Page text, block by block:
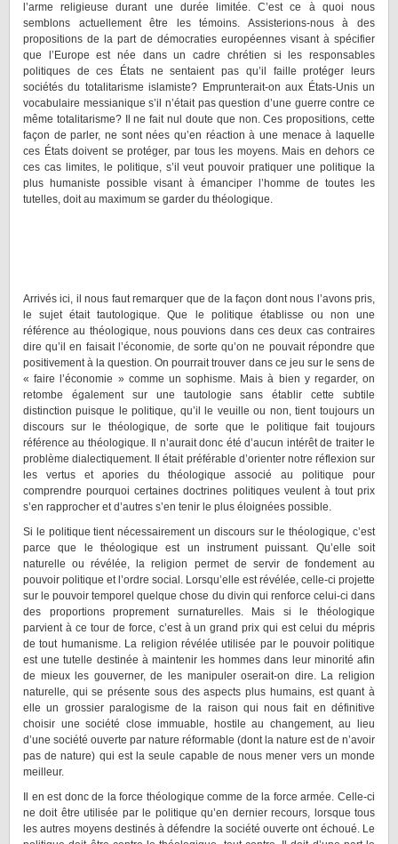
l’arme religieuse durant une durée limitée. C’est ce à quoi nous
semblons actuellement être les témoins. Assisterions-nous à des
propositions de la part de démocraties européennes visant à spécifier
que l’Europe est née dans un cadre chrétien si les responsables
politiques de ces États ne sentaient pas qu’il faille protéger leurs
sociétés du totalitarisme islamiste? Emprunterait-on aux États-Unis un
vocabulaire messianique s’il n’était pas question d’une guerre contre ce
même totalitarisme? Il ne fait nul doute que non. Ces propositions, cette
façon de parler, ne sont nées qu’en réaction à une menace à laquelle
ces États doivent se protéger, par tous les moyens. Mais en dehors ce
ces cas limites, le politique, s’il veut pouvoir pratiquer une politique la
plus humaniste possible visant à émanciper l’homme de toutes les
tutelles, doit au maximum se garder du théologique.
Arrivés ici, il nous faut remarquer que de la façon dont nous l’avons pris,
le sujet était tautologique. Que le politique établisse ou non une
référence au théologique, nous pouvions dans ces deux cas contraires
dire qu’il en faisait l’économie, de sorte qu’on ne pouvait répondre que
positivement à la question. On pourrait trouver dans ce jeu sur le sens de
« faire l’économie » comme un sophisme. Mais à bien y regarder, on
retombe également sur une tautologie sans établir cette subtile
distinction puisque le politique, qu’il le veuille ou non, tient toujours un
discours sur le théologique, de sorte que le politique fait toujours
référence au théologique. Il n’aurait donc été d’aucun intérêt de traiter le
problème dialectiquement. Il était préférable d’orienter notre réflexion sur
les vertus et apories du théologique associé au politique pour
comprendre pourquoi certaines doctrines politiques veulent à tout prix
s’en rapprocher et d’autres s’en tenir le plus éloignées possible.
Si le politique tient nécessairement un discours sur le théologique, c’est
parce que le théologique est un instrument puissant. Qu’elle soit
naturelle ou révélée, la religion permet de servir de fondement au
pouvoir politique et l’ordre social. Lorsqu’elle est révélée, celle-ci projette
sur le pouvoir temporel quelque chose du divin qui renforce celui-ci dans
des proportions proprement surnaturelles. Mais si le théologique
parvient à ce tour de force, c’est à un grand prix qui est celui du mépris
de tout humanisme. La religion révélée utilisée par le pouvoir politique
est une tutelle destinée à maintenir les hommes dans leur minorité afin
de mieux les gouverner, de les manipuler oserait-on dire. La religion
naturelle, qui se présente sous des aspects plus humains, est quant à
elle un grossier paralogisme de la raison qui nous fait en définitive
choisir une société close immuable, hostile au changement, au lieu
d’une société ouverte par nature réformable (dont la nature est de n’avoir
pas de nature) qui est la seule capable de nous mener vers un monde
meilleur.
Il en est donc de la force théologique comme de la force armée. Celle-ci
ne doit être utilisée par le politique qu’en dernier recours, lorsque tous
les autres moyens destinés à défendre la société ouverte ont échoué. Le